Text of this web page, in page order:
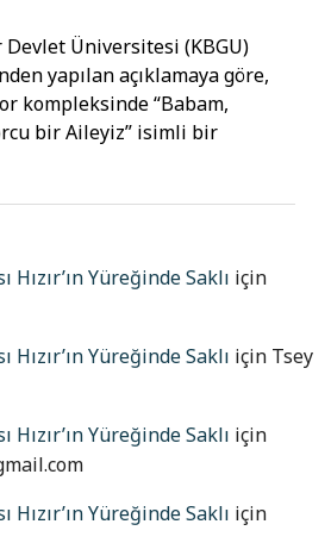
Üniversitesi (KBGU)
yapılan açıklamaya göre,
kompleksinde “Babam,
bir Aileyiz” isimli bir
Hızır’ın Yüreğinde Saklı için
Hızır’ın Yüreğinde Saklı için Tsey
Hızır’ın Yüreğinde Saklı için
Hızır’ın Yüreğinde Saklı için